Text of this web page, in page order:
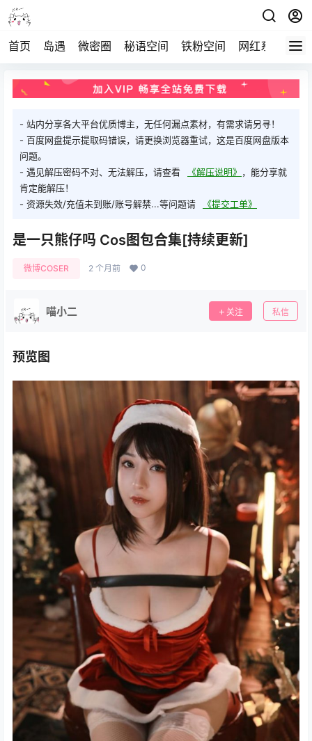
首页 岛遇 微密圈 秘语空间 铁粉空间 网红系列 打
- 站内分享各大平台优质博主，无任何漏点素材，有需求请另寻！
- 百度网盘提示提取码错误，请更换浏览器重试，这是百度网盘版本
问题。
- 遇见解压密码不对、无法解压，请查看
《解压说明》 ，能分享就
肯定能解压！
- 资源失效/充值未到账/账号解禁...等问题请
《提交工单》
是一只熊仔吗 Cos图包合集[持续更新]
微博COSER 2 个月前 0
喵小二 关注 私信
预览图